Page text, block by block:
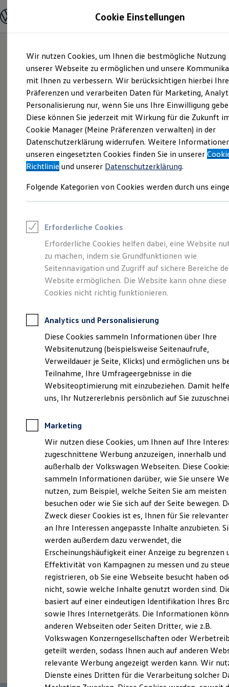
Hauptinhalt
springen
Footer
springen
Modelle und Konfigurator
Modelle vergleichen
Elektroautos
ENERGY Sondermodelle
Nutzfahrzeuge
SUV und CUV
Familienautos
Kombis
Kompaktwagen
Sportwagen
Schnell verfügbare Fahrzeuge
Angebote und Produkte
Aktuelle Angebote
E-Auto-Förderung
Volkswagen Marktplatz
Junge Gebrauchtwagen und Gebrauchtwagen
Saisonangebote
Leasing
Leasing-Angebote
Gebrauchtwagen Leasing
Junge Gebrauchtwagen-Leasing
Elektroauto Leasing
Kleinwagen-Leasing
Leasing ohne Anzahlung
Autokredit mit Schlussrate
Versicherungen und Garantien
Kfz-Versicherung
Restschuldversicherungen
Garantien
Wartungsverträge
Geschäftskunden
Professional Class bei Volkswagen
Großkunden
Behörden
Anpfiff zum Gewinn
Elektroautos
ID. Tutorials
Elektrofahrzeugkonzepte
Reichweite
Reichweite der ID. Modelle
Reichweite im Winter
Laden
Laden unterwegs
Laden Zuhause
Ladezeitensimulator
Batterie
Sicherheit
Garantie und Lebensdauer
Nachhaltigkeit
Technologie
Kosten und Kauf
Verbrauchskosten
Kaufoptionen
E-Auto-Förderung
Software und Konnektivität
Die ID. Software 6
ID. Software Versionen und Updates
Digitale Extras
Schnittstellen zu Ihrem ID.
Mehr Raum für alle(s).
Der Tayron.
Probefahrt vereinbaren
Fahrzeugangebot anfordern
Servicetermin buchen
Serviceanfrage stellen
Cookie Einstellungen
Wir nutzen Cookies, um Ihnen die bestmögliche Nutzung
unserer Webseite zu ermöglichen und unsere
mit Ihnen zu verbessern. Wir berücksichtigen hierbei Ihre
Präferenzen und verarbeiten Daten für Marketing,
Personalisierung nur, wenn Sie uns Ihre Einwilligung
Diese können Sie jederzeit mit Wirkung für die Zukunft
Cookie Manager (Meine Präferenzen verwalten) in der
Datenschutzerklärung widerrufen. Weitere
unseren eingesetzten Cookies finden Sie in unserer
Richtlinie und unserer Datenschutzerklärung.
Folgende Kategorien von Cookies werden durch uns
Erforderliche Cookies
Erforderliche Cookies helfen dabei, eine Website
zu machen, indem sie Grundfunktionen wie
Seitennavigation und Zugriff auf sichere Bereiche
Website ermöglichen. Die Website kann ohne diese
Cookies nicht richtig funktionieren.
Analytics und Personalisierung
Diese Cookies sammeln Informationen über Ihre
Websitenutzung (beispielsweise Seitenaufrufe,
Verweildauer je Seite, Klicks) und ermöglichen uns
Teilnahme, Ihre Umfrageergebnisse in die
Websiteoptimierung mit einzubeziehen. Damit
uns, Ihr Nutzererlebnis persönlich auf Sie
Marketing
Wir nutzen diese Cookies, um Ihnen auf Ihre
zugeschnittene Werbung anzuzeigen, innerhalb und
außerhalb der Volkswagen Webseiten. Diese
sammeln Informationen darüber, wie Sie unsere
nutzen, zum Beispiel, welche Seiten Sie am meisten
besuchen oder wie Sie sich auf der Seite bewegen.
Zweck dieser Cookies ist es, Ihnen für Sie
an Ihre Interessen angepasste Inhalte anzubieten.
werden außerdem dazu verwendet, die
Erscheinungshäufigkeit einer Anzeige zu begrenzen
Effektivität von Kampagnen zu messen und zu
registrieren, ob Sie eine Webseite besucht haben
nicht, sowie welche Inhalte genutzt worden sind.
basiert auf einer eindeutigen Identifikation Ihres
sowie Ihres Internetgeräts. Die Informationen
anderen Webseiten oder Seiten Dritter, wie z.B.
Volkswagen Konzerngesellschaften oder
geteilt werden, sodass Ihnen auch auf anderen
relevante Werbung angezeigt werden kann. Wir
Dienste eines Dritten für die Verarbeitung solcher